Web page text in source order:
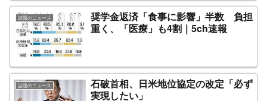
話題のニュース
奨学金返済「食事に影響」半数 負担
重く、「医療」も4割｜5ch速報
話題のニュース
石破首相、日米地位協定の改定「必ず
実現したい」